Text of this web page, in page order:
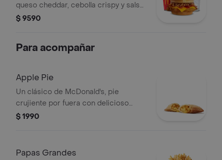
queso cheddar, cebolla crispy y salsa
BBQ en pan de papa. Acompañado
$ 9590
Para acompañar
Apple Pie
Un clásico de McDonald's, pie
crujiente por fuera con delicioso
relleno de manzana y canela.
$ 1990
Papas Grandes